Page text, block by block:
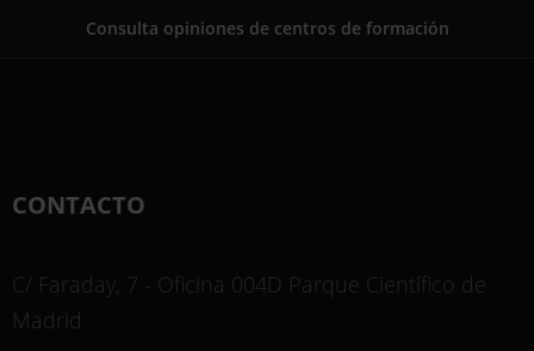
Consulta opiniones de centros de formación
CONTACTO
C/ Faraday, 7 - Oficina 004D Parque Científico de
Madrid